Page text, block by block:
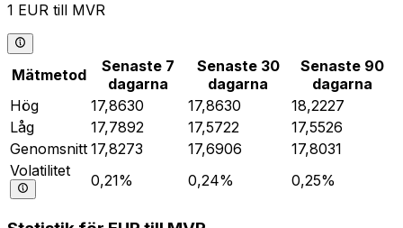
1 EUR till MVR
Mätmetod
Senaste 7
dagarna
Senaste 30
dagarna
Senaste 90
dagarna
Hög
17,8630 17,8630
18,2227
Låg
17,7892 17,5722
17,5526
Genomsnitt 17,8273 17,6906
17,8031
Volatilitet
0,21% 0,24% 0,25%